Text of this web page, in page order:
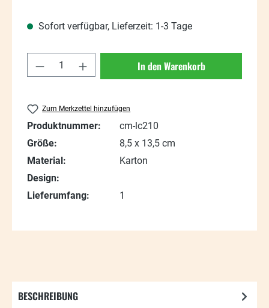
Sofort verfügbar, Lieferzeit: 1-3 Tage
Produkt Anzahl: Gib den gewünschten
In den Warenkorb
Zum Merkzettel hinzufügen
Produktnummer:
cm-lc210
Größe:
8,5 x 13,5 cm
Material:
Karton
Design:
Lieferumfang:
1
BESCHREIBUNG